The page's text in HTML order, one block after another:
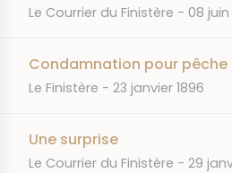
JOURNAL
Le Courrier du Finistère DATE
08 juin
Condamnation pour pêche
JOURNAL
Le Finistère DATE
23 janvier 1896
Une surprise
JOURNAL
Le Courrier du Finistère DATE
29